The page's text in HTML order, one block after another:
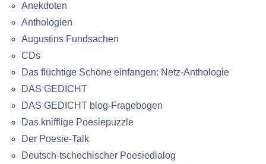
Anekdoten
Anthologien
Augustins Fundsachen
CDs
Das flüchtige Schöne einfangen: Netz-Anthologie
DAS GEDICHT
DAS GEDICHT blog-Fragebogen
Das knifflige Poesiepuzzle
Der Poesie-Talk
Deutsch-tschechischer Poesiedialog